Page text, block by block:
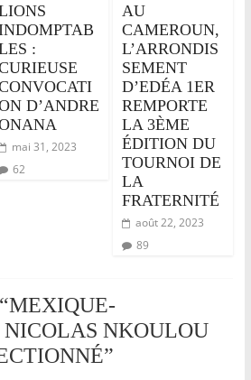
:
D’ANDRE
mai 31, 2023
62
AU
CAMEROUN,
L’ARRONDIS
SEMENT
D’EDÉA 1ER
REMPORTE
LA 3ÈME
ÉDITION DU
TOURNOI DE
LA
FRATERNITÉ
août 22, 2023
89
MEXIQUE-
NKOULOU
”